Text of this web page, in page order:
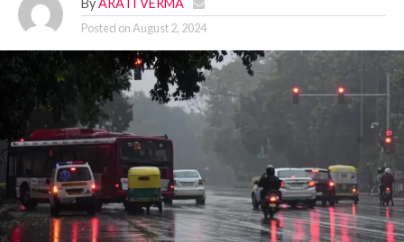
By ARATI VERMA
Posted onAugust 2, 2024